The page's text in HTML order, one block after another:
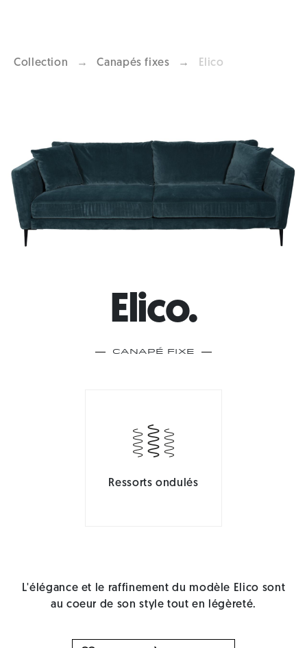
Collection → Canapés fixes → Elico
Previous Next
Elico.
Canapé Fixe
Ressorts ondulés
L'élégance et le raffinement du modèle Elico sont
au coeur de son style tout en légèreté.